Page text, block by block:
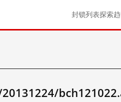
封锁列表探索